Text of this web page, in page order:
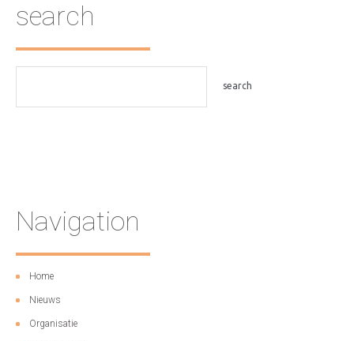
search
Navigation
Home
Nieuws
Organisatie